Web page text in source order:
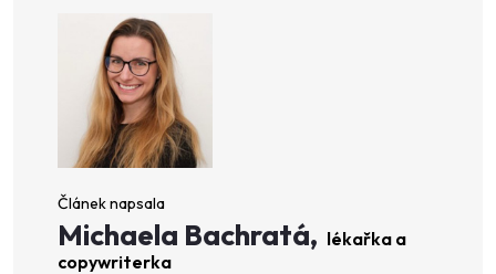
Michaela Bachratá, lékařka a
copywriterka